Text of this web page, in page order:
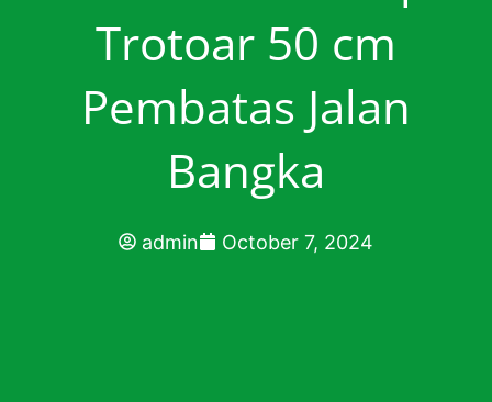
Trotoar 50 cm
Pembatas Jalan
Bangka
admin October 7, 2024